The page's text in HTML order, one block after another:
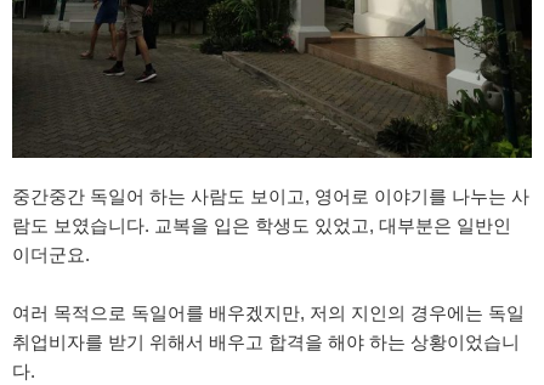
중간중간 독일어 하는 사람도 보이고, 영어로 이야기를 나누는 사
람도 보였습니다. 교복을 입은 학생도 있었고, 대부분은 일반인
이더군요.
여러 목적으로 독일어를 배우겠지만, 저의 지인의 경우에는 독일
취업비자를 받기 위해서 배우고 합격을 해야 하는 상황이었습니
다.